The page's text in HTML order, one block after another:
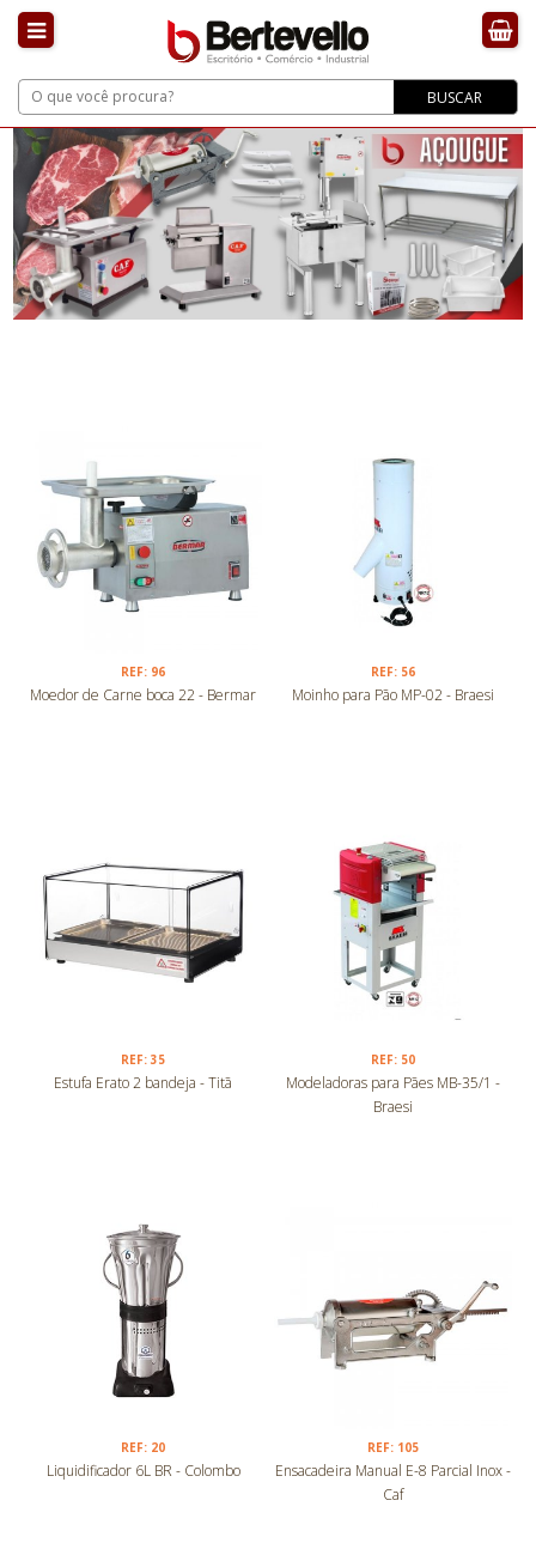
BUSCAR
REF: 96
Moedor de Carne boca 22 - Bermar
REF: 56
Moinho para Pão MP-02 - Braesi
REF: 35
Estufa Erato 2 bandeja - Titã
REF: 50
Modeladoras para Pães MB-35/1 -
Braesi
REF: 20
Liquidificador 6L BR - Colombo
REF: 105
Ensacadeira Manual E-8 Parcial Inox -
Caf